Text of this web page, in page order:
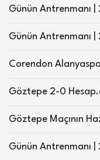
Günün Antrenmanı
Günün Antrenmanı
Corendon Alanyaspor
Göztepe 2-0
Göztepe Maçının
Günün Antrenmanı